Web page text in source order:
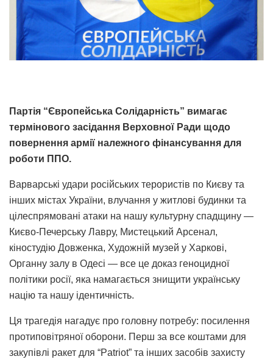
Партія “Європейська Солідарність” вимагає
термінового засідання Верховної Ради щодо
повернення армії належного фінансування для
роботи ППО.
​Варварські удари російських терористів по Києву та
інших містах України, влучання у житлові будинки та
цілеспрямовані атаки на нашу культурну спадщину —
Києво-Печерську Лавру, Мистецький Арсенал,
кіностудію Довженка, Художній музей у Харкові,
Органну залу в Одесі — все це доказ геноцидної
політики росії, яка намагається знищити українську
націю та нашу ідентичність.
​Ця трагедія нагадує про головну потребу: посилення
протиповітряної оборони. Перш за все коштами для
закупівлі ракет для “Patriot” та інших засобів захисту